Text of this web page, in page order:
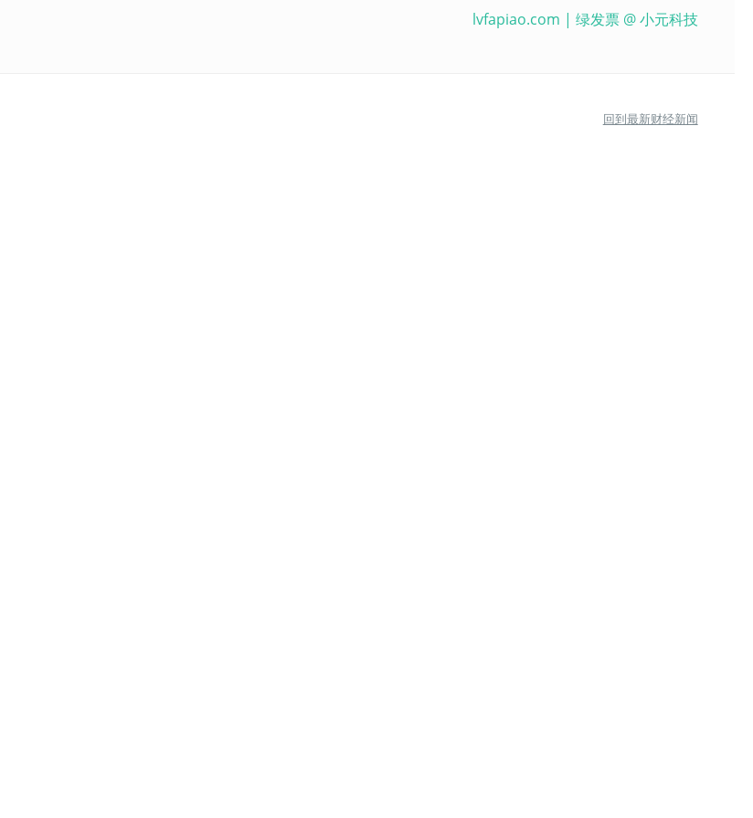
lvfapiao.com | 绿发票 @小元科技
回到最新财经新闻